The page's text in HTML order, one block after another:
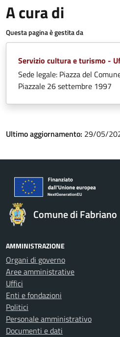
A cura di
Questa pagina è gestita da
Servizio cultura e turismo -
Sede legale: Piazza del
Piazzale 26 settembre 1997
Ultimo aggiornamento: 29/05/
Comune di Fabriano
AMMINISTRAZIONE
Organi di governo
Aree amministrative
Uffici
Enti e fondazioni
Politici
Personale amministrativo
Documenti e dati